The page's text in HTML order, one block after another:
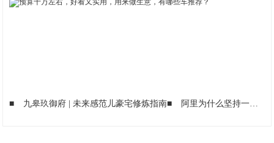
■ 九皋玖御府 | 未来感范儿豪宅修炼指南■ 阿里为什么坚持一定要做淘小铺，大家认为它能成功吗？